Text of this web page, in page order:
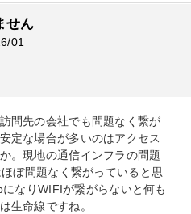
せん
01
問先の会社でも問題なく繋が
定な場合が多いのはアクセス
。現地の通信インフラの問題
ぼ問題なく繋がっていると思
なりWIFIが繋がらないと何も
生命線ですね。